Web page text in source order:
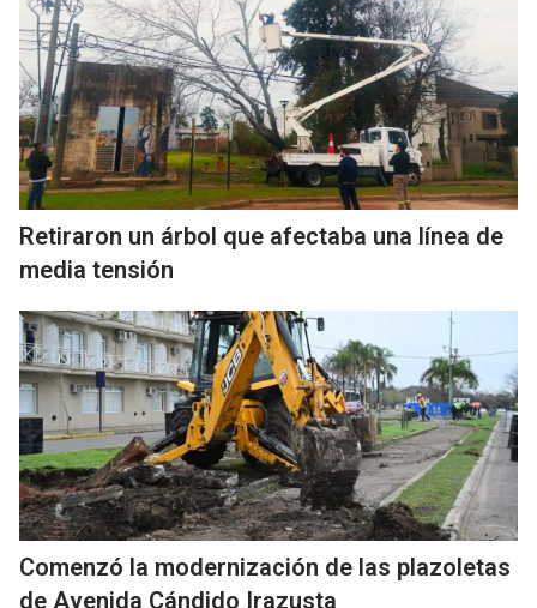
Retiraron un árbol que afectaba una línea de
media tensión
Comenzó la modernización de las plazoletas
de Avenida Cándido Irazusta